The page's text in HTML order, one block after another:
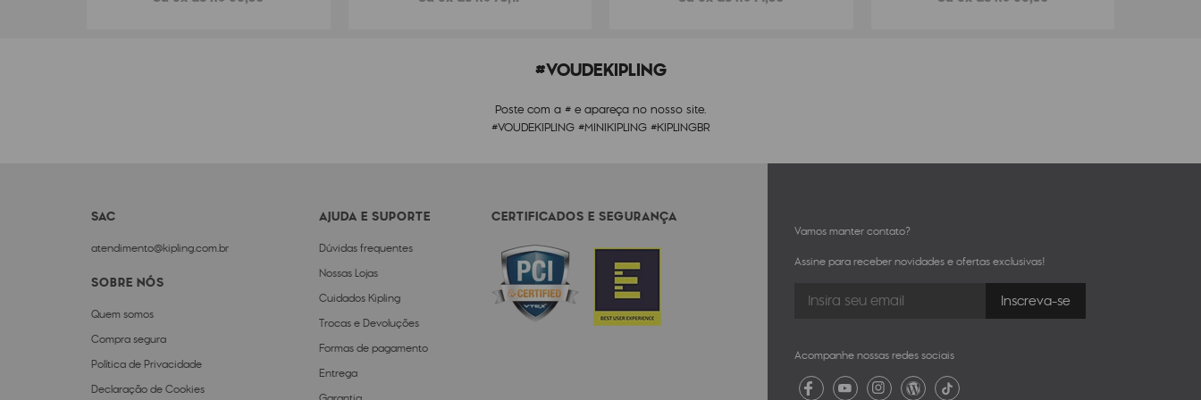
#VOUDEKIPLING
Poste com a # e apareça no nosso site.
#VOUDEKIPLING #MINIKIPLING #KIPLINGBR
SAC
atendimento@kipling.com.br
SOBRE NÓS
Quem somos
Compra segura
Política de Privacidade
Declaração de Cookies
AJUDA E SUPORTE
Dúvidas frequentes
Nossas Lojas
Cuidados Kipling
Trocas e Devoluções
Formas de pagamento
Entrega
CERTIFICADOS E SEGURANÇA
Vamos manter contato?
Assine para receber novidades e ofertas exclusivas!
Acompanhe nossas redes sociais